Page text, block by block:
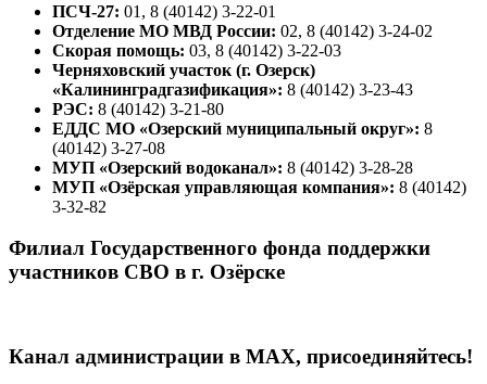
ПСЧ-27: 01, 8 (40142) 3-22-01
Отделение МО МВД России: 02, 8 (40142) 3-24-02
Скорая помощь: 03, 8 (40142) 3-22-03
Черняховский участок (г. Озерск)
«Калининградгазификация»: 8 (40142) 3-23-43
РЭС: 8 (40142) 3-21-80
ЕДДС МО «Озерский муниципальный округ»: 8
(40142) 3-27-08
МУП «Озерский водоканал»: 8 (40142) 3-28-28
МУП «Озёрская управляющая компания»: 8 (40142)
3-32-82
Филиал Государственного фонда поддержки
участников СВО в г. Озёрске
Канал администрации в МАХ, присоединяйтесь!